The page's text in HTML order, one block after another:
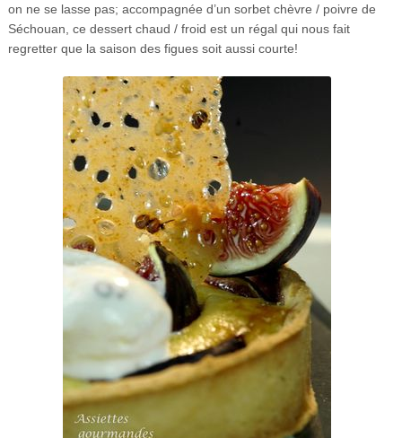
on ne se lasse pas; accompagnée d’un sorbet chèvre / poivre de
Séchouan, ce dessert chaud / froid est un régal qui nous fait
regretter que la saison des figues soit aussi courte!